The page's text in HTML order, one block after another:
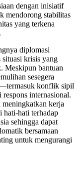
dengan inisiatif
mendorong stabilitas
yang terkena
diplomasi
situasi krisis yang
Meskipun bantuan
sesegera
konflik sipil
internasional.
kerja
hati-hati terhadap
sehingga dapat
bersamaan
untuk mengurangi